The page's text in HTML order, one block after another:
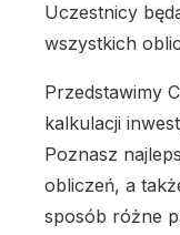
Uczestnicy
wszystkich
Przedstawimy
kalkulacji
Poznasz
obliczeń, a
sposób różne